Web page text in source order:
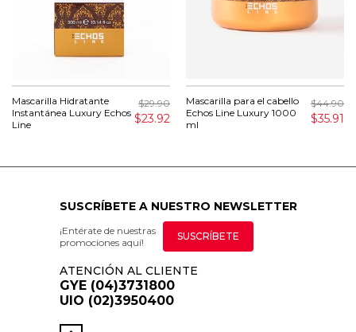
Mascarilla Hidratante
Instantánea Luxury Echos
Line
$29.90
$23.92
Mascarilla para el cabello
Echos Line Luxury 1000
ml
$44.90
$35.91
SUSCRÍBETE A NUESTRO NEWSLETTER
¡Entérate de nuestras
promociones aquí!
SUSCRÍBETE
ATENCIÓN AL CLIENTE
GYE (04)3731800
UIO (02)3950400